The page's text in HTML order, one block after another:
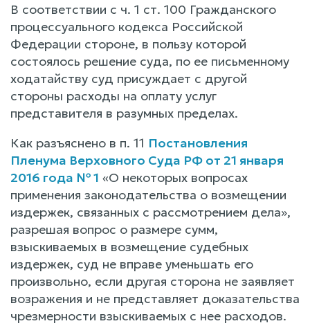
В соответствии с ч. 1 ст. 100 Гражданского
процессуального кодекса Российской
Федерации стороне, в пользу которой
состоялось решение суда, по ее письменному
ходатайству суд присуждает с другой
стороны расходы на оплату услуг
представителя в разумных пределах.
Как разъяснено в п. 11 Постановления
Пленума Верховного Суда РФ от 21 января
2016 года № 1 «О некоторых вопросах
применения законодательства о возмещении
издержек, связанных с рассмотрением дела»,
разрешая вопрос о размере сумм,
взыскиваемых в возмещение судебных
издержек, суд не вправе уменьшать его
произвольно, если другая сторона не заявляет
возражения и не представляет доказательства
чрезмерности взыскиваемых с нее расходов.